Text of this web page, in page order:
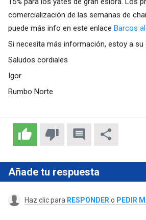
comercialización de las semanas de
puede más info en este enlace Barcos
Si necesita más información, estoy a su
Saludos cordiales
Igor
Rumbo Norte
Añade tu respuesta
Haz clic para RESPONDER o PEDIR